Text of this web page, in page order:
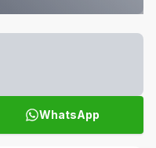
WhatsApp